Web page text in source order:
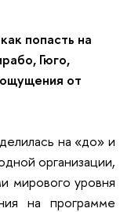
попасть на
Гюго,
от
на «до» и
организации,
мирового уровня
на программе